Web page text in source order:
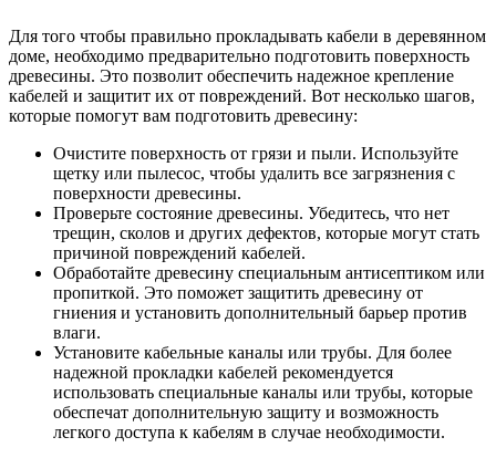
Для того чтобы правильно прокладывать кабели в деревянном
доме, необходимо предварительно подготовить поверхность
древесины. Это позволит обеспечить надежное крепление
кабелей и защитит их от повреждений. Вот несколько шагов,
которые помогут вам подготовить древесину:
Очистите поверхность от грязи и пыли. Используйте
щетку или пылесос, чтобы удалить все загрязнения с
поверхности древесины.
Проверьте состояние древесины. Убедитесь, что нет
трещин, сколов и других дефектов, которые могут стать
причиной повреждений кабелей.
Обработайте древесину специальным антисептиком или
пропиткой. Это поможет защитить древесину от
гниения и установить дополнительный барьер против
влаги.
Установите кабельные каналы или трубы. Для более
надежной прокладки кабелей рекомендуется
использовать специальные каналы или трубы, которые
обеспечат дополнительную защиту и возможность
легкого доступа к кабелям в случае необходимости.